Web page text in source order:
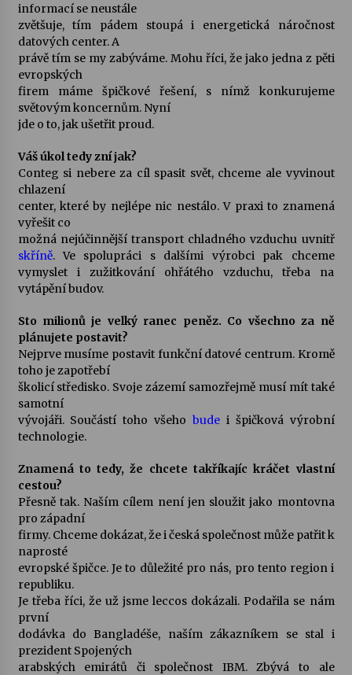
Za kulturou kousek za Humpolec. V Želivě ožije
odkaz Josefa Čapka
Varhanní recitál Michala Novenka v Klášteře
Želiv
3. 7. 2026
30. 6. 2026
informací se neustále
zvětšuje, tím pádem stoupá i energetická náročnost
datových center. A
právě tím se my zabýváme. Mohu říci, že jako jedna z pěti
evropských
firem máme špičkové řešení, s nímž konkurujeme
světovým koncernům. Nyní
jde o to, jak ušetřit proud.
Váš úkol tedy zní jak?
Conteg si nebere za cíl spasit svět, chceme ale vyvinout
chlazení
center, které by nejlépe nic nestálo. V praxi to znamená
vyřešit co
možná nejúčinnější transport chladného vzduchu uvnitř
skříně. Ve spolupráci s dalšími výrobci pak chceme
vymyslet i zužitkování ohřátého vzduchu, třeba na
vytápění budov.
Sto milionů je velký ranec peněz. Co všechno za ně
plánujete postavit?
Nejprve musíme postavit funkční datové centrum. Kromě
toho je zapotřebí
školicí středisko. Svoje zázemí samozřejmě musí mít také
samotní
vývojáři. Součástí toho všeho budei špičková výrobní
technologie.
Znamená to tedy, že chcete takříkajíc kráčet vlastní
cestou?
Přesně tak. Naším cílem není jen sloužit jako montovna
pro západní
firmy. Chceme dokázat, že i česká společnost může patřit k
naprosté
evropské špičce. Je to důležité pro nás, pro tento region i
republiku.
Je třeba říci, že už jsme leccos dokázali. Podařila se nám
první
dodávka do Bangladéše, naším zákazníkem se stal i
prezident Spojených
arabských emirátů či společnost IBM. Zbývá to ale